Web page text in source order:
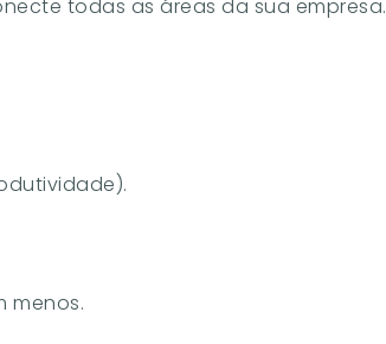
todas as áreas da sua empresa.
menos.